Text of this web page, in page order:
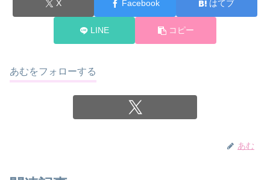
X Facebook はてブ
LINE コピー
あむをフォローする
あむ